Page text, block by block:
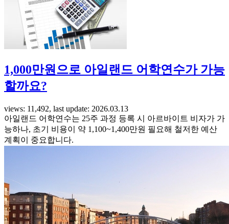
1,000만원으로 아일랜드 어학연수가 가능
할까요?
views: 11,492, last update: 2026.03.13
아일랜드 어학연수는 25주 과정 등록 시 아르바이트 비자가 가
능하나, 초기 비용이 약 1,100~1,400만원 필요해 철저한 예산
계획이 중요합니다.